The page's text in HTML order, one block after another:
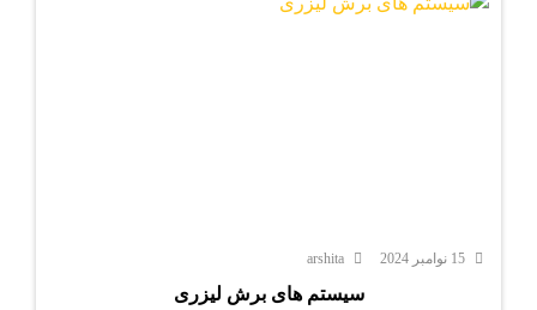
arshita
سیستم‌ های برش لیزری